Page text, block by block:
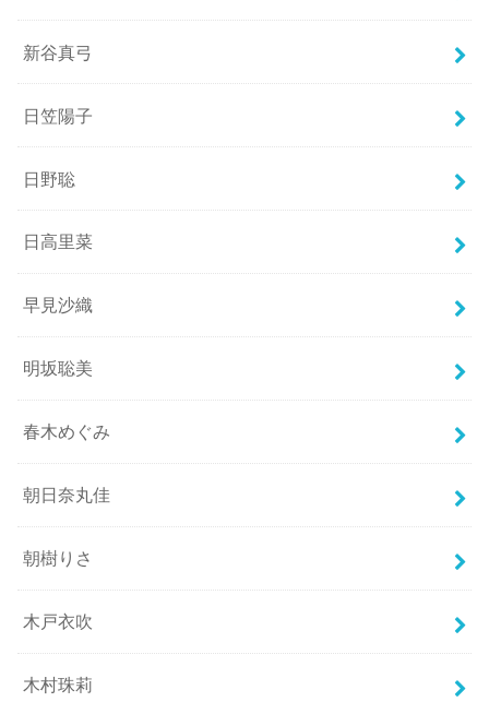
新谷真弓
日笠陽子
日野聡
日高里菜
早見沙織
明坂聡美
春木めぐみ
朝日奈丸佳
朝樹りさ
木戸衣吹
木村珠莉